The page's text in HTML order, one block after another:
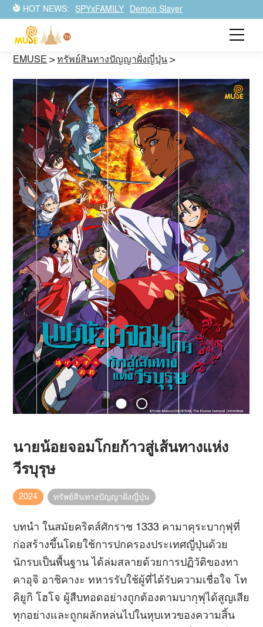
HOT NEWS: SPYxFAMILY Demon Slayer
EMUSE >ทรัพย์สินทางปัญญาฝั่งญี่ปุ่น >
นายน้อยจอมโกยก้าวสู่เส้นทางแห่ง
วีรบุรุษ
2024 ทรัพย์สินทางปัญญาฝั่งญี่ปุ่น
บทนำ ในสมัยคริตส์ศักราช 1333 คามาคุระบากุฟุที่
ก่อสร้างขึ้นโดยใช้การปกครองประเทศญี่ปุ่นด้วย
นักรบเป็นพื้นฐาน ได้ล่มสลายด้วยการปฏิวัติของทา
คาอุจิ อาชิคางะ ทหารรับใช้ผู้ที่ได้รับความเชื่อใจ โท
คิยูกิ โฮโจ ผู้สืบทอดอย่างถูกต้องตามบากุฟุได้สูญเสีย
ทุกอย่างและถูกผลักหล่นไปในหุบเหวของความสิ้น